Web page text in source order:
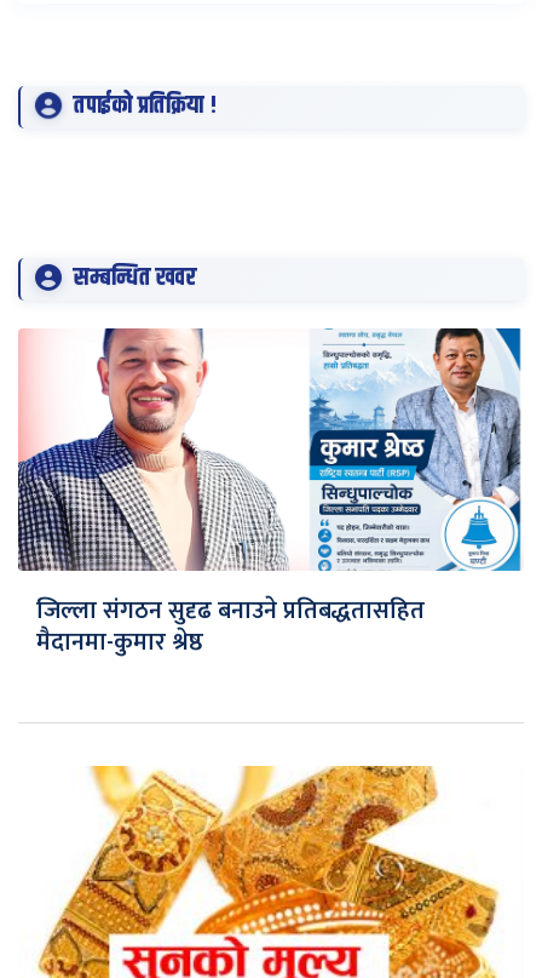
तपाईको प्रतिक्रिया !
सम्बन्धित खवर
जिल्ला संगठन सुदृढ बनाउने प्रतिबद्धतासहित
मैदानमा-कुमार श्रेष्ठ